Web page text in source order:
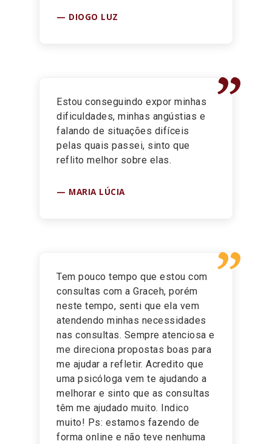
DIOGO LUZ
”
Estou conseguindo expor minhas
dificuldades, minhas angústias e
falando de situações difíceis
pelas quais passei, sinto que
reflito melhor sobre elas.
MARIA LÚCIA
”
Tem pouco tempo que estou com
consultas com a Graceh, porém
neste tempo, senti que ela vem
atendendo minhas necessidades
nas consultas. Sempre atenciosa e
me direciona propostas boas para
me ajudar a refletir. Acredito que
uma psicóloga vem te ajudando a
melhorar e sinto que as consultas
têm me ajudado muito. Indico
muito! Ps: estamos fazendo de
forma online e não teve nenhuma